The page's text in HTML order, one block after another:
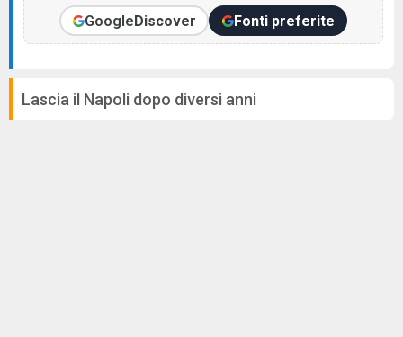
GoogleDiscover Fonti preferite
Lascia il Napoli dopo diversi anni